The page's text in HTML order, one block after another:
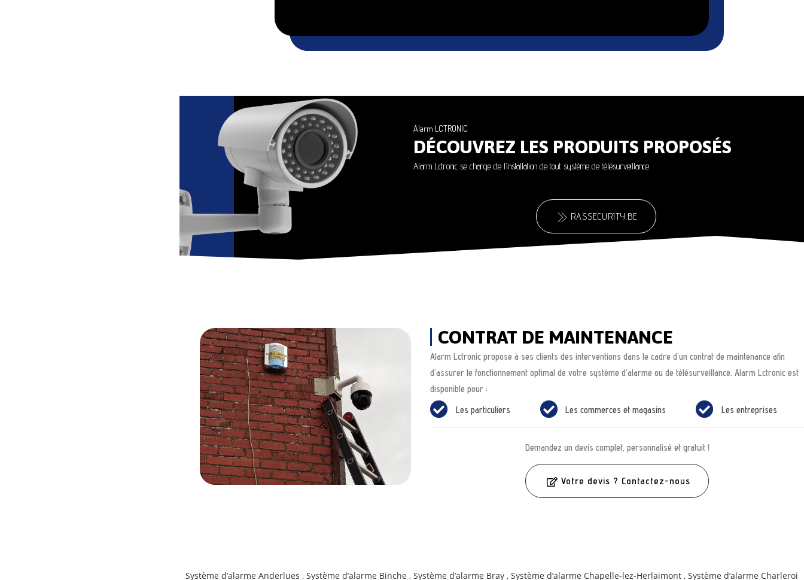
Alarm LCTRONIC
DÉCOUVREZ LES PRODUITS PROPOSÉS
Alarm Lctronic se charge de l’installation de tout système de télésurveillance.
RASSECURITY.BE
CONTRAT DE MAINTENANCE
Alarm Lctronic propose à ses clients des interventions dans le cadre d’un contrat de maintenance afin
d’assurer le fonctionnement optimal de votre système d’alarme ou de télésurveillance. Alarm Lctronic est
disponible pour :
Les particuliers Les commerces et magasins Les entreprises
Demandez un devis complet, personnalisé et gratuit !
Votre devis ? Contactez-nous
Système d’alarme Anderlues , Système d’alarme Binche , Système d’alarme Bray , Système d’alarme Chapelle-lez-Herlaimont , Système d’alarme Charleroi